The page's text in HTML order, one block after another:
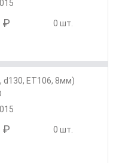
₽ 0 шт.
d130, ET106, 8мм)
₽ 0 шт.